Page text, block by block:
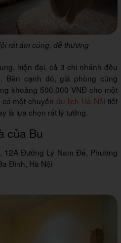
rất ấm cúng, dễ thương
hiện đại, cả 3 chi nhánh đều
Bên cạnh đó, giá phòng cũng
khoảng 500.000 VNĐ cho một
có một chuyếndu lịch Hà Nội tiết
là lựa chọn rất lý tưởng.
của Bu
12A Đường Lý Nam Đế, Phường
Đình, Hà Nội